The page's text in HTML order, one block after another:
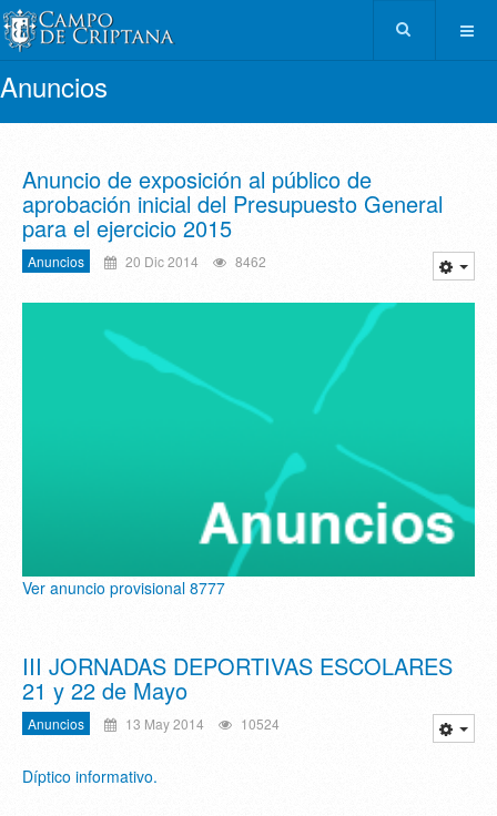
Anuncios
Anuncio de exposición al público de
aprobación inicial del Presupuesto General
para el ejercicio 2015
Anuncios 20 Dic 2014 8462
Ver anuncio provisional 8777
III JORNADAS DEPORTIVAS ESCOLARES
21 y 22 de Mayo
Anuncios 13 May 2014 10524
Díptico informativo.